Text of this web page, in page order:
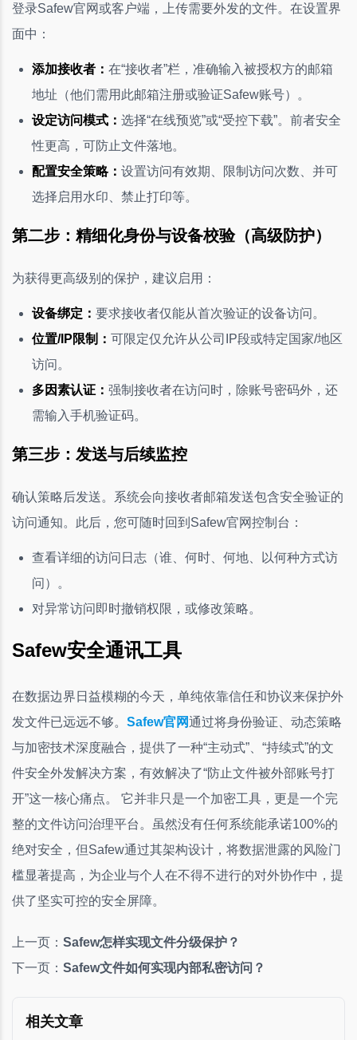
登录Safew官网或客户端，上传需要外发的文件。在设置界
面中：
添加接收者： 在“接收者”栏，准确输入被授权方的邮箱
地址（他们需用此邮箱注册或验证Safew账号）。
设定访问模式： 选择“在线预览”或“受控下载”。前者安全
性更高，可防止文件落地。
配置安全策略： 设置访问有效期、限制访问次数、并可
选择启用水印、禁止打印等。
第二步：精细化身份与设备校验（高级防护）
为获得更高级别的保护，建议启用：
设备绑定： 要求接收者仅能从首次验证的设备访问。
位置/IP限制： 可限定仅允许从公司IP段或特定国家/地区
访问。
多因素认证： 强制接收者在访问时，除账号密码外，还
需输入手机验证码。
第三步：发送与后续监控
确认策略后发送。系统会向接收者邮箱发送包含安全验证的
访问通知。此后，您可随时回到Safew官网控制台：
查看详细的访问日志（谁、何时、何地、以何种方式访
问）。
对异常访问即时撤销权限，或修改策略。
Safew安全通讯工具
在数据边界日益模糊的今天，单纯依靠信任和协议来保护外
发文件已远远不够。 Safew官网通过将身份验证、动态策略
与加密技术深度融合，提供了一种“主动式”、“持续式”的文
件安全外发解决方案，有效解决了“防止文件被外部账号打
开”这一核心痛点。 它并非只是一个加密工具，更是一个完
整的文件访问治理平台。虽然没有任何系统能承诺100%的
绝对安全，但Safew通过其架构设计，将数据泄露的风险门
槛显著提高，为企业与个人在不得不进行的对外协作中，提
供了坚实可控的安全屏障。
上一页： Safew怎样实现文件分级保护？
下一页： Safew文件如何实现内部私密访问？
相关文章